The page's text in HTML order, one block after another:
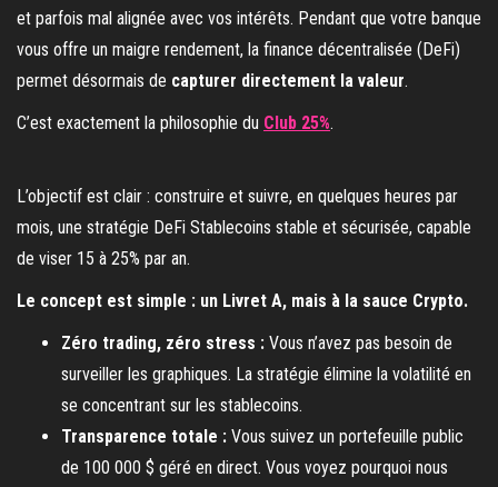
et parfois mal alignée avec vos intérêts. Pendant que votre banque
vous offre un maigre rendement, la finance décentralisée (DeFi)
permet désormais de capturer directement la valeur.
C’est exactement la philosophie du Club 25%.
L’objectif est clair : construire et suivre, en quelques heures par
mois, une stratégie DeFi Stablecoins stable et sécurisée, capable
de viser 15 à 25% par an.
Le concept est simple : un Livret A, mais à la sauce Crypto.
Zéro trading, zéro stress : Vous n’avez pas besoin de
surveiller les graphiques. La stratégie élimine la volatilité en
se concentrant sur les stablecoins.
Transparence totale : Vous suivez un portefeuille public
de 100 000 $ géré en direct. Vous voyez pourquoi nous